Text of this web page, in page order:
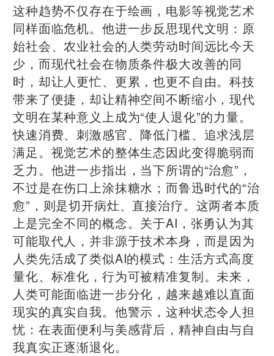
这种趋势不仅存在于绘画，电影等视觉艺术
同样面临危机。他进一步反思现代文明：原
始社会、农业社会的人类劳动时间远比今天
少，而现代社会在物质条件极大改善的同
时，却让人更忙、更累，也更不自由。科技
带来了便捷，却让精神空间不断缩小，现代
文明在某种意义上成为“使人退化”的力量。
快速消费、刺激感官、降低门槛、追求浅层
满足。视觉艺术的整体生态因此变得脆弱而
乏力。他进一步指出，当下所谓的“治愈”，
不过是在伤口上涂抹糖水；而鲁迅时代的“治
愈”，则是切开病灶、直接治疗。这两者本质
上是完全不同的概念。关于AI，张勇认为其
可能取代人，并非源于技术本身，而是因为
人类先活成了类似AI的模式：生活方式高度
量化、标准化，行为可被精准复制。未来，
人类可能面临进一步分化，越来越难以直面
现实的真实自我。他警示，这种状态令人担
忧：在表面便利与美感背后，精神自由与自
我真实正逐渐退化。